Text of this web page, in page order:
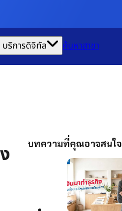
บริการดิจิทัล ค้นหาสาขา
บทความที่คุณอาจสนใจ